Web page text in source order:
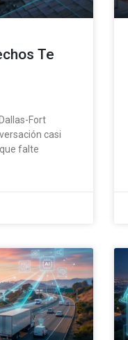
Te
Fort
casi
falte